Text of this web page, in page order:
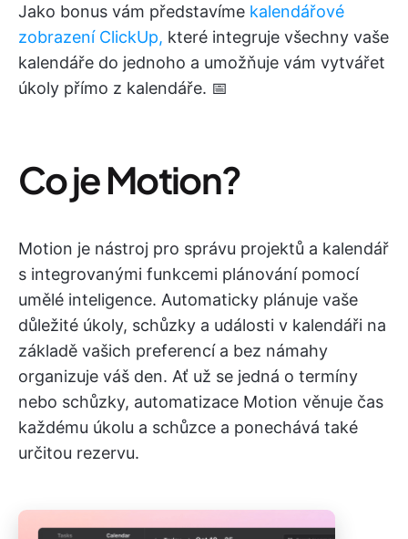
Jako bonus vám představíme kalendářové
zobrazení ClickUp, které integruje všechny vaše
kalendáře do jednoho a umožňuje vám vytvářet
úkoly přímo z kalendáře. 📅
Co je Motion?
Motion je nástroj pro správu projektů a kalendář
s integrovanými funkcemi plánování pomocí
umělé inteligence. Automaticky plánuje vaše
důležité úkoly, schůzky a události v kalendáři na
základě vašich preferencí a bez námahy
organizuje váš den. Ať už se jedná o termíny
nebo schůzky, automatizace Motion věnuje čas
každému úkolu a schůzce a ponechává také
určitou rezervu.